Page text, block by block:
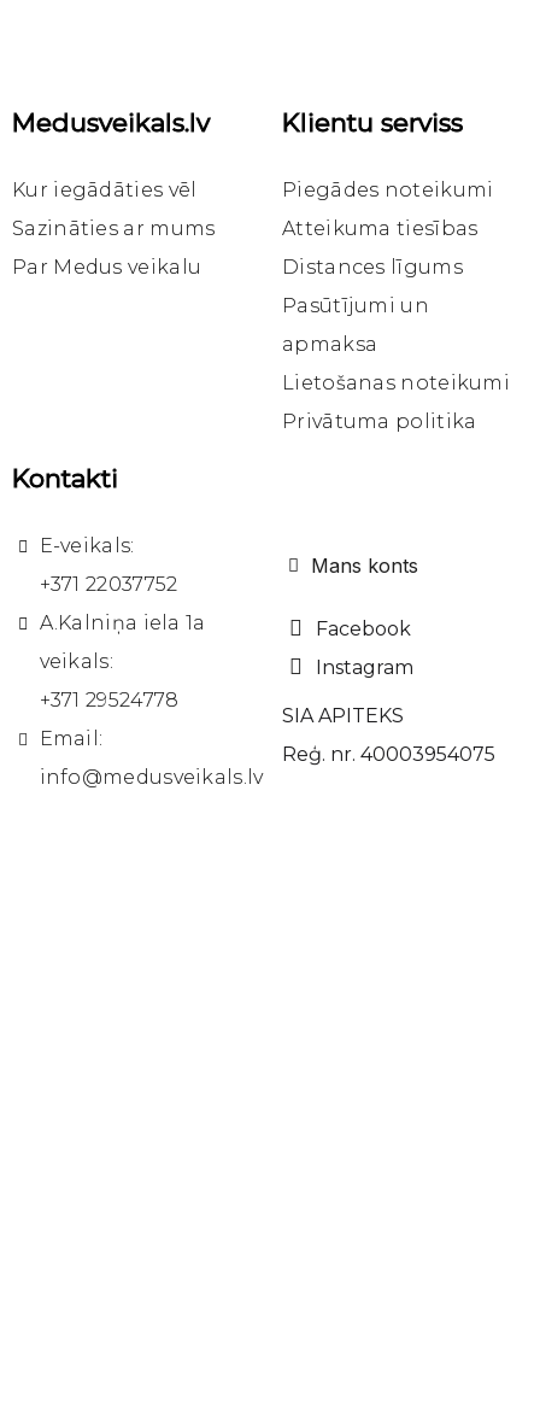
Mērcēta bišu vaska svece, eglīšu, 15g (1gab)
0,80 €
Mērcēta bišu vaska svece, eglīšu, 25g (1gab)
1,20 €
Svētku iesaiņojums Tavam pirkuma grozam
1,00 €
Ielikt
Medusveikals.lv
Kur iegādāties vēl
Sazināties ar mums
Par Medus veikalu
Klientu serviss
Piegādes noteikumi
Atteikuma tiesības
Distances līgums
Pasūtījumi un
apmaksa
Lietošanas noteikumi
Privātuma politika
Kontakti
E-veikals:
+371 22037752
A.Kalniņa iela 1a
veikals:
+371 29524778
Email:
info@medusveikals.lv
Mans konts
Facebook
Instagram
SIA APITEKS
Reģ. nr. 40003954075